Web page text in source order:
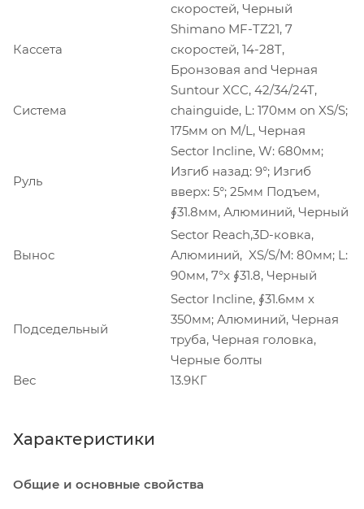
скоростей, Черный
Кассета
Shimano MF-TZ21, 7
скоростей, 14-28T,
Бронзовая and Черная
Система
Suntour XCC, 42/34/24T,
chainguide, L: 170мм on XS/S;
175мм on M/L, Черная
Руль
Sector Incline, W: 680мм;
Изгиб назад: 9°; Изгиб
вверх: 5°; 25мм Подъем,
∮31.8мм, Алюминий, Черный
Вынос
Sector Reach,3D-ковка,
Алюминий, XS/S/M: 80мм; L:
90мм, 7°x ∮31.8, Черный
Подседельный
Sector Incline, ∮31.6мм x
350мм; Алюминий, Черная
труба, Черная головка,
Черные болты
Вес
13.9КГ
Характеристики
Общие и основные свойства